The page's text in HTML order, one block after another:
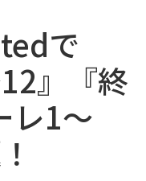
で
』『終
レ1～